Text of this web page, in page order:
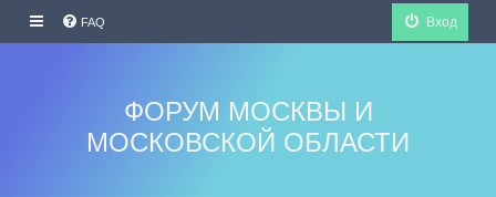
FAQ Вход
ФОРУМ МОСКВЫ И
МОСКОВСКОЙ ОБЛАСТИ